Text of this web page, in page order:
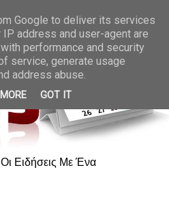
Ειδήσεις Με Ένα
Google to deliver its services
IP address and user-agent are
performance and security
service, generate usage
address abuse.
GOT IT